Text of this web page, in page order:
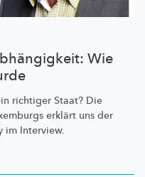
Wie
richtiger Staat? Die
erklärt uns der
im Interview.